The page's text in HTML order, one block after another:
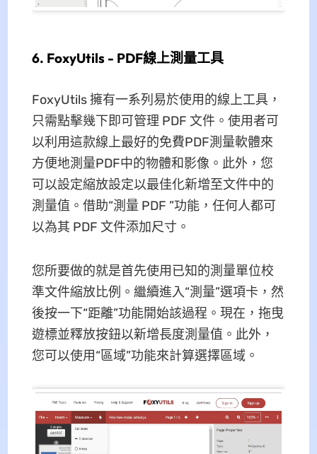
6. FoxyUtils - PDF線上測量工具
FoxyUtils 擁有一系列易於使用的線上工具，
只需點擊幾下即可管理 PDF 文件。使用者可
以利用這款線上最好的免費PDF測量軟體來
方便地測量PDF中的物體和影像。此外，您
可以設定縮放設定以最佳化新增至文件中的
測量值。借助“測量 PDF ”功能，任何人都可
以為其 PDF 文件添加尺寸。
您所要做的就是首先使用已知的測量單位校
準文件縮放比例。繼續進入“測量”選項卡，然
後按一下“距離”功能開始該過程。現在，拖曳
遊標並釋放按鈕以新增長度測量值。此外，
您可以使用“區域”功能來計算選擇區域。